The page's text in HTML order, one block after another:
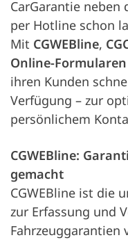
CarGarantie
per Hotline schon
Mit CGWEBline,
Online-Formularen
ihren Kunden
Verfügung – zur
persönlichem
CGWEBline:
gemacht
CGWEBline ist die
zur Erfassung und
Fahrzeuggarantien